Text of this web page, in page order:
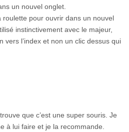
un nouvel onglet.
roulette pour ouvrir dans un nouvel
instinctivement avec le majeur,
vers l’index et non un clic dessus qui
que c’est une super souris. Je
à lui faire et je la recommande.